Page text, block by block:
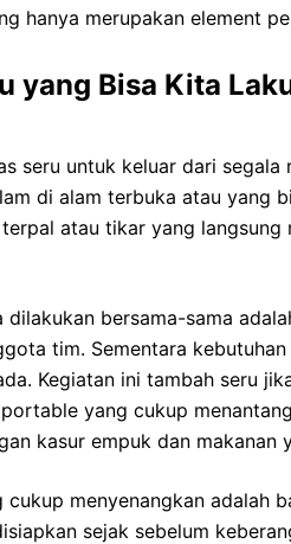
hanya merupakan element
yang Bisa Kita
seru untuk keluar dari
di alam terbuka atau yang
atau tikar yang
bersama-sama
tim. Sementara
Kegiatan ini tambah seru
yang cukup
kasur empuk dan makanan
menyenangkan adalah
sejak sebelum